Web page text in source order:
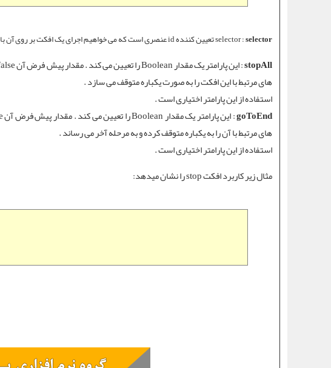
selector :selector تعیین کننده id عنصری است که می خواهیم اجرای یک افکت بر روی آن با متد ( ) stop متوقف شود .
stopAll
های مرتبط با این افکت را به صورت یکباره متوقف می سازد .
استفاده از این پارامتر اختیاری است .
goToEnd
های مرتبط با آن را به یکباره متوقف کرده و به مرحله آخر می رساند .
استفاده از این پارامتر اختیاری است .
مثال زیر کاربردافکت stop را نشان میدهد: